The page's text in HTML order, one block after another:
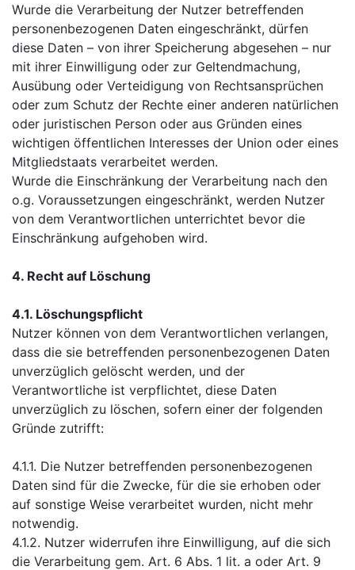
Wurde die Verarbeitung der Nutzer betreffenden
personenbezogenen Daten eingeschränkt, dürfen
diese Daten – von ihrer Speicherung abgesehen – nur
mit ihrer Einwilligung oder zur Geltendmachung,
Ausübung oder Verteidigung von Rechtsansprüchen
oder zum Schutz der Rechte einer anderen natürlichen
oder juristischen Person oder aus Gründen eines
wichtigen öffentlichen Interesses der Union oder eines
Mitgliedstaats verarbeitet werden.
Wurde die Einschränkung der Verarbeitung nach den
o.g. Voraussetzungen eingeschränkt, werden Nutzer
von dem Verantwortlichen unterrichtet bevor die
Einschränkung aufgehoben wird.
4. Recht auf Löschung
4.1. Löschungspflicht
Nutzer können von dem Verantwortlichen verlangen,
dass die sie betreffenden personenbezogenen Daten
unverzüglich gelöscht werden, und der
Verantwortliche ist verpflichtet, diese Daten
unverzüglich zu löschen, sofern einer der folgenden
Gründe zutrifft:
4.1.1. Die Nutzer betreffenden personenbezogenen
Daten sind für die Zwecke, für die sie erhoben oder
auf sonstige Weise verarbeitet wurden, nicht mehr
notwendig.
4.1.2. Nutzer widerrufen ihre Einwilligung, auf die sich
die Verarbeitung gem. Art. 6 Abs. 1 lit. a oder Art. 9